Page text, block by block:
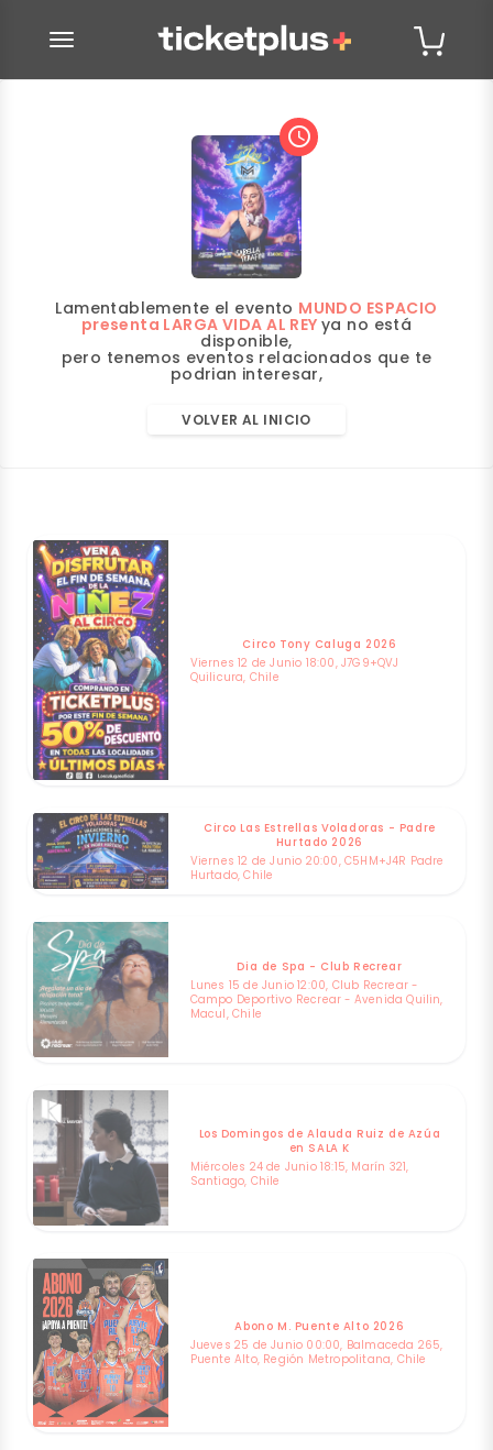
desplegar navegación
access_time
Lamentablemente el evento MUNDO ESPACIO
presenta LARGA VIDA AL REYya no está
disponible,
pero tenemos eventos relacionados que te
podrian interesar,
VOLVER AL INICIO
Circo Tony Caluga 2026
Viernes 12 de Junio 18:00, J7G9+QVJ
Quilicura, Chile
Circo Las Estrellas Voladoras - Padre
Hurtado 2026
Viernes 12 de Junio 20:00, C5HM+J4R Padre
Hurtado, Chile
Dia de Spa - Club Recrear
Lunes 15 de Junio 12:00, Club Recrear -
Campo Deportivo Recrear - Avenida Quilin,
Macul, Chile
Los Domingos de Alauda Ruiz de Azúa
en SALA K
Miércoles 24 de Junio 18:15, Marín 321,
Santiago, Chile
Abono M. Puente Alto 2026
Jueves 25 de Junio 00:00, Balmaceda 265,
Puente Alto, Región Metropolitana, Chile